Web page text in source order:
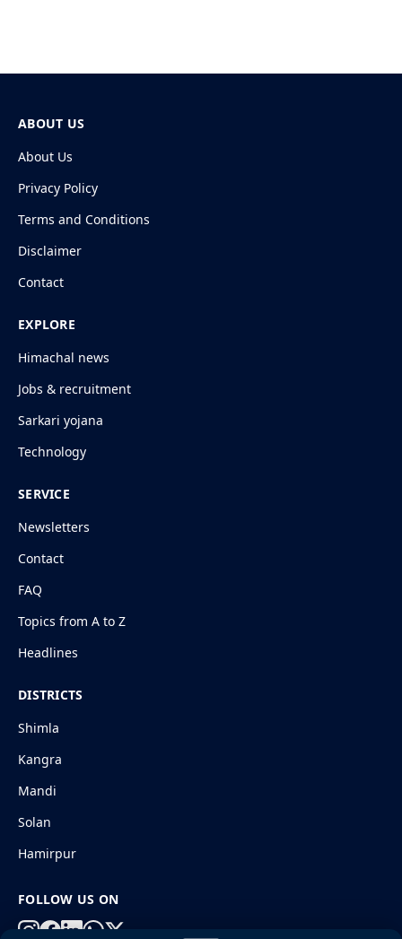
ABOUT US
About Us
Privacy Policy
Terms and Conditions
Disclaimer
Contact
EXPLORE
Himachal news
Jobs & recruitment
Sarkari yojana
Technology
SERVICE
Newsletters
Contact
FAQ
Topics from A to Z
Headlines
DISTRICTS
Shimla
Kangra
Mandi
Solan
Hamirpur
FOLLOW US ON